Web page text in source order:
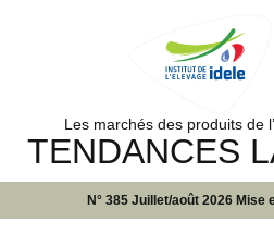
Les marchés des produits de
TENDANCES
N° 385 Juillet/août 2026 Mise